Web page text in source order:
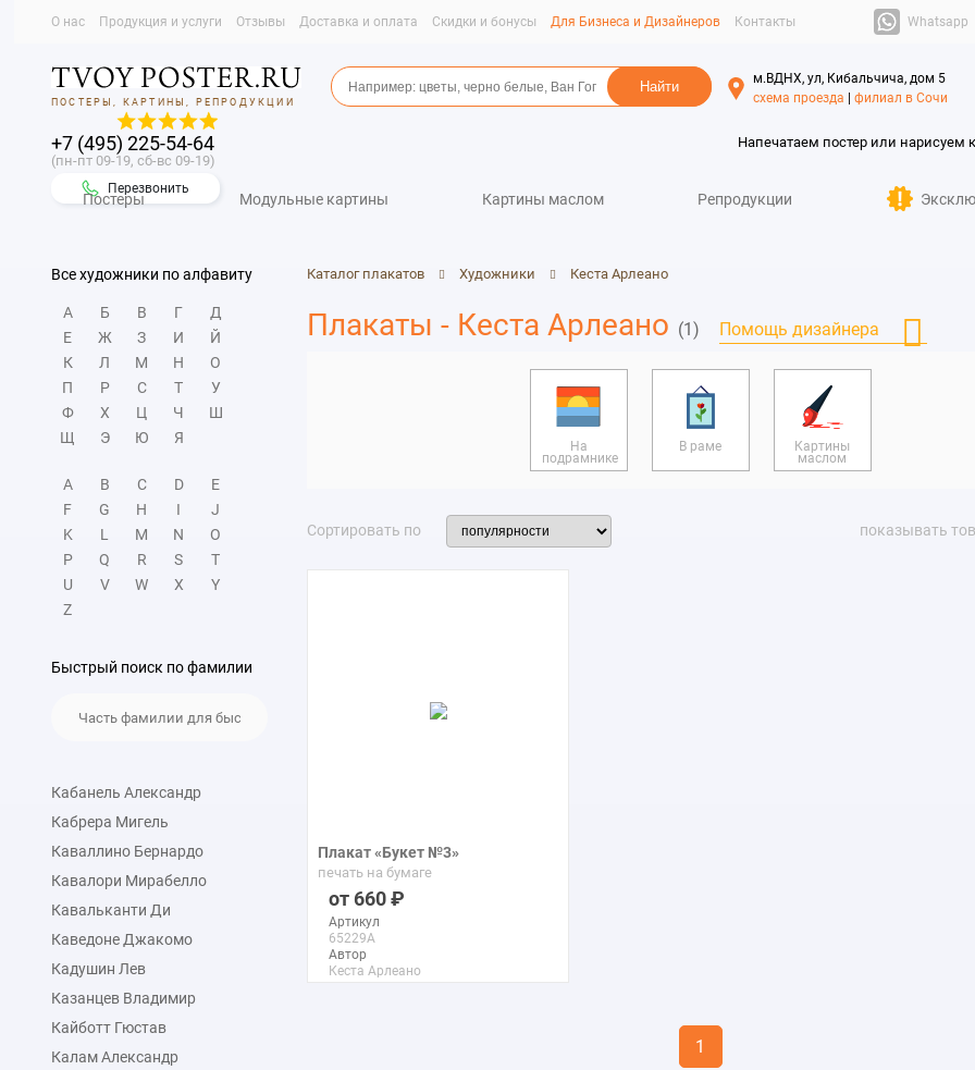
О нас Продукция и услуги Отзывы Доставка и оплата Скидки и бонусы Для Бизнеса и Дизайнеров Контакты Whatsapp
ПОСТЕРЫ, КАРТИНЫ, РЕПРОДУКЦИИ
+7 (495) 225-54-64
(пн-пт 09-19, сб-вс 09-19)
Перезвонить
м.ВДНХ, ул, Кибальчича, дом 5
схема проезда
филиал в Сочи
Напечатаем постер или нарисуем
Постеры Модульные картины Картины маслом Репродукции
Все художники по алфавиту
А Б В Г
Д
Е
Ж З И
Й
К
Л М Н
О
П
Р С Т
У
Ф
Х Ц Ч
Ш
Щ
Э Ю Я
A B C D
E
F
G H I
J
K
L M N
O
P
Q R S
T
U
V W X
Y
Z
Быстрый поиск по фамилии
Кабанель Александр
Кабрера Мигель
Каваллино Бернардо
Кавалори Мирабелло
Кавальканти Ди
Каведоне Джакомо
Кадушин Лев
Казанцев Владимир
Кайботт Гюстав
Калам Александр
Каталог плакатов Художники Кеста Арлеано
Плакаты - Кеста Арлеано (1) Помощь дизайнера
На
подрамнике
В раме Картины
маслом
Сортировать по показывать
Плакат «Букет №3»
печать на бумаге
660
Артикул
65229A
Автор
Кеста Арлеано
1